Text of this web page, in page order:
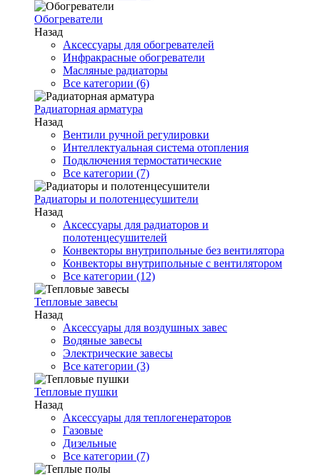
Обогреватели
Назад
Аксессуары для обогревателей
Инфракрасные обогреватели
Масляные радиаторы
Все категории (6)
Радиаторная арматура
Назад
Вентили ручной регулировки
Интеллектуальная система отопления
Подключения термостатические
Все категории (7)
Радиаторы и полотенцесушители
Назад
Аксессуары для радиаторов и
полотенцесушителей
Конвекторы внутрипольные без вентилятора
Конвекторы внутрипольные с вентилятором
Все категории (12)
Тепловые завесы
Назад
Аксессуары для воздушных завес
Водяные завесы
Электрические завесы
Все категории (3)
Тепловые пушки
Назад
Аксессуары для теплогенераторов
Газовые
Дизельные
Все категории (7)